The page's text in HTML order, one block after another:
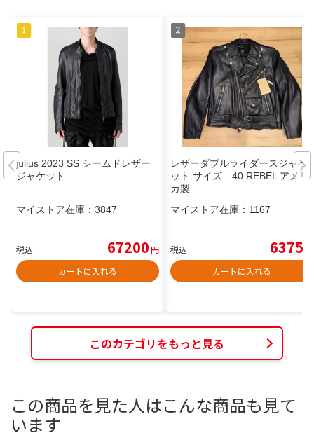
julius 2023 SS シームドレザー
ジャケット
マイストア在庫： 3847
税込 67200円
カートに入れる
レザーダブルライダースジャケ
ット サイズ 40 REBEL アメリ
カ製
マイストア在庫： 1167
税込 6375
カートに入れる
このカテゴリをもっと見る
この商品を見た人はこんな商品も見て
います